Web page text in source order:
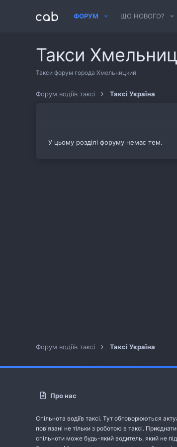
ФОРУМ ЩО НОВОГО?
Такси
Такси форум города Хмельницкий
Форум водіїв таксі Таксі Україна
У цьому розділі форуму немає тем.
Форум водіїв таксі Таксі Україна
Про нас
Спільнота водіїв таксі. Тут обговорюються
пов'язані не тільки з роботою в таксі.
спільноти може будь-який водитель, який не